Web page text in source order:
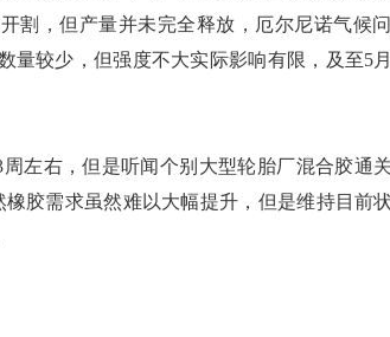
割，但产量并未完全释放，厄尔尼诺气候
量较少，但强度不大实际影响有限，及至5
右，但是听闻个别大型轮胎厂混合胶通
胶需求虽然难以大幅提升，但是维持目前
。